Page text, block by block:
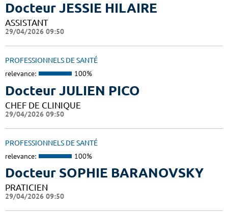
Docteur JESSIE HILAIRE
ASSISTANT
29/04/2026 09:50
PROFESSIONNELS DE SANTÉ
relevance: 100%
Docteur JULIEN PICO
CHEF DE CLINIQUE
29/04/2026 09:50
PROFESSIONNELS DE SANTÉ
relevance: 100%
Docteur SOPHIE BARANOVSKY
PRATICIEN
29/04/2026 09:50